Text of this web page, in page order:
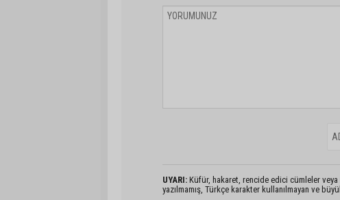
UYARI: Küfür, hakaret, rencide edici cümleler veya
yazılmamış, Türkçe karakter kullanılmayan ve